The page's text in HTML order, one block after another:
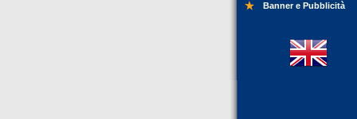
Banner e Pubblicità